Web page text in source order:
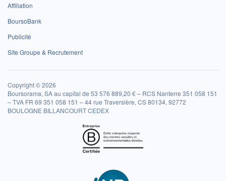
Affiliation
BoursoBank
Publicité
Site Groupe & Recrutement
Copyright © 2026
Boursorama, SA au capital de 53 576 889,20 € – RCS Nanterre 351 058 151
– TVA FR 69 351 058 151 – 44 rue Traversière, CS 80134, 92772
BOULOGNE BILLANCOURT CEDEX